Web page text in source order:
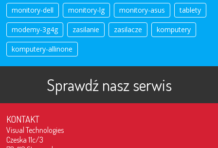
monitory-dell monitory-lg monitory-asus tablety
modemy-3g4g zasilanie zasilacze komputery
komputery-allinone
Sprawdź nasz serwis
KONTAKT
Visual Technologies
Czeska 11c/3